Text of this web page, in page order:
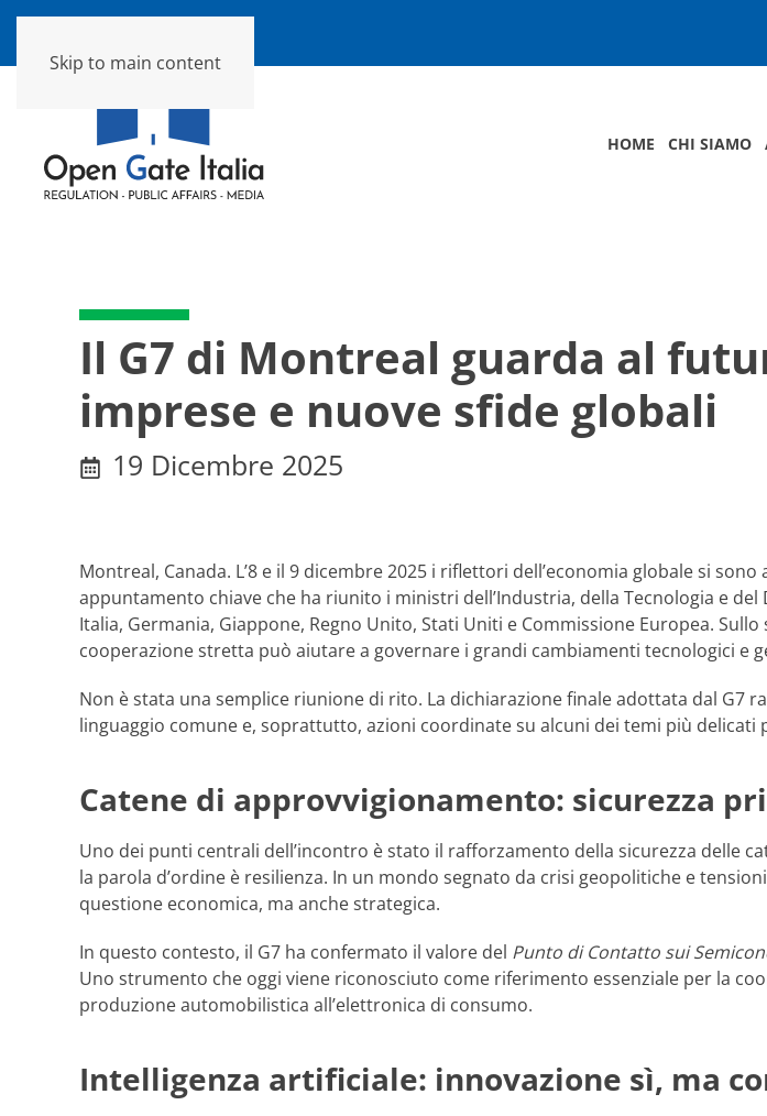
Skip to main content
HOME CHI SIAMO
Il G7 di Montreal guarda al
imprese e nuove sfide globali
19 Dicembre 2025
Montreal, Canada. L’8 e il 9 dicembre 2025 i riflettori dell’economia globale si
appuntamento chiave che ha riunito i ministri dell’Industria, della Tecnologia e
Italia, Germania, Giappone, Regno Unito, Stati Uniti e Commissione Europea.
cooperazione stretta può aiutare a governare i grandi cambiamenti tecnologici e
Non è stata una semplice riunione di rito. La dichiarazione finale adottata dal
linguaggio comune e, soprattutto, azioni coordinate su alcuni dei temi più
Catene di approvvigionamento: sicurezza
Uno dei punti centrali dell’incontro è stato il rafforzamento della sicurezza delle
la parola d’ordine è resilienza. In un mondo segnato da crisi geopolitiche e
questione economica, ma anche strategica.
In questo contesto, il G7 ha confermato il valore del Punto di Contatto sui
Uno strumento che oggi viene riconosciuto come riferimento essenziale per la
produzione automobilistica all’elettronica di consumo.
Intelligenza artificiale: innovazione sì, ma